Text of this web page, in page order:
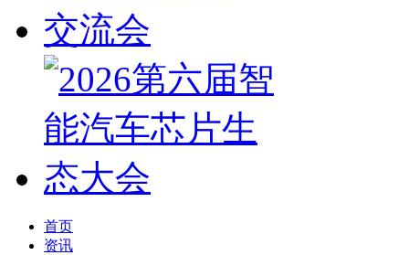
首页
资讯